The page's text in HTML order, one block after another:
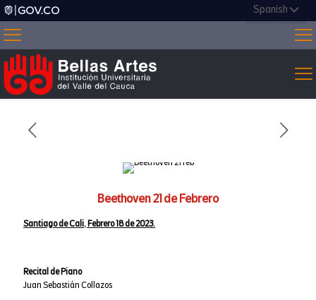
Beethoven 21 de Febrero
Santiago de Cali, Febrero 18 de 2023.
Recital de Piano
Juan Sebastián Collazos